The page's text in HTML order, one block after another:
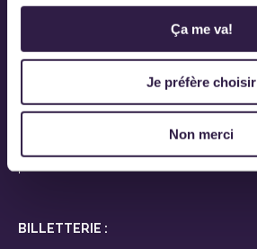
Ça me va!
Je préfère choisir
Non merci
(Québec) G6E 1E6
Près de Lévis et Québec
À seulement 25 minutes des ponts
F
BILLETTERIE :